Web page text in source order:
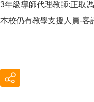
3年級導師代理教師:正取
本校仍有教學支援人員-客